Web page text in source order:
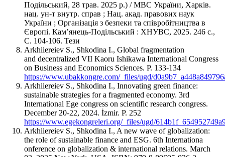
Подільський, 28 трав. 2025 р.) / МВС України, Харків.
нац. ун-т внутр. справ ; Нац. акад. правових наук
України ; Організація з безпеки та співробітництва в
Європі. Кам’янець-Подільський : ХНУВС, 2025. 246 с.,
С. 104-106. Тези
Arkhiiereiev S., Shkodina I., Global fragmentation
and decentralized VII Kaoru Ishikawa International Congress
on Business and Economics Sciences. Р. 133-134
https://www.ubakkongre.com/_files/ugd/
Arkhiiereiev S., Shkodina I., Innovating green finance:
sustainable strategies for a fragmented economy. 3rd
International Ege congress on scientific research congress.
December 20-22, 2024. İzmir. Р. 252
https://www.egekongreleri.org/_files/ugd/
Arkhiiereiev S., Shkodina I., A new wave of globalization:
the role of sustainable finance and ESG. 6th Internationa
onference on globalization & international relations. March